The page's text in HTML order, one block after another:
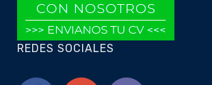
REDES SOCIALES